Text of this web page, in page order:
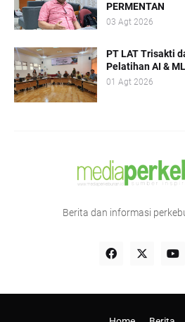
PERMENTAN
03 Agt 2026
PT LAT Trisakti
Pelatihan AI &
01 Agt 2026
Berita dan informasi